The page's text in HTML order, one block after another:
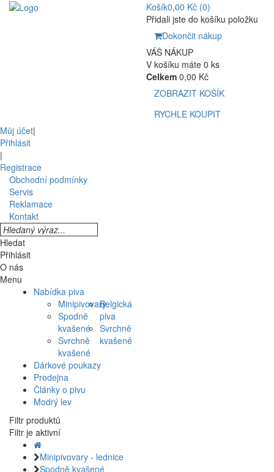
Košík0,00 Kč (0)
Přidali jste do košíku položku
Dokončit nákup
VÁŠ NÁKUP
V košíku máte 0 ks
Celkem 0,00 Kč
ZOBRAZIT KOŠÍK
RYCHLE KOUPIT
Můj účet|
Přihlásit
|
Registrace
Obchodní podmínky
Servis
Reklamace
Kontakt
Hledat
Přihlásit
O nás
Menu
Nabídka piva
Minipivovary
Spodně
kvašené
Svrchně
kvašené
Belgická
piva
Svrchně
kvašené
Dárkové poukazy
Prodejna
Články o pivu
Modrý lev
Filtr produktů
Filtr je aktivní
Minipivovary - lednice
Spodně kvašené